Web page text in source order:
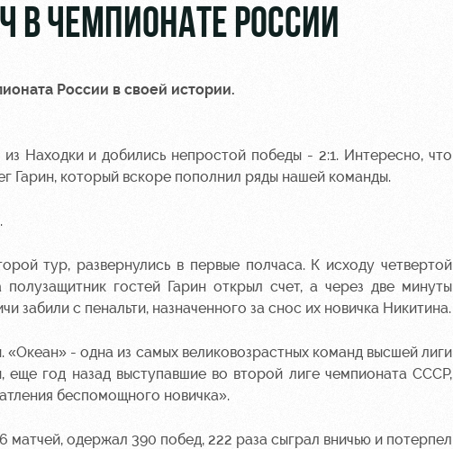
В ЧЕМПИОНАТЕ РОССИИ
России в своей истории.
Находки и добились непростой победы - 2:1. Интересно, что
Гарин, который вскоре пополнил ряды нашей команды.
тур, развернулись в первые полчаса. К исходу четвертой
гостей Гарин открыл счет, а через две минуты
с пенальти, назначенного за снос их новичка Никитина.
- одна из самых великовозрастных команд высшей лиги
год назад выступавшие во второй лиге чемпионата СССР,
беспомощного новичка».
одержал 390 побед, 222 раза сыграл вничью и потерпел